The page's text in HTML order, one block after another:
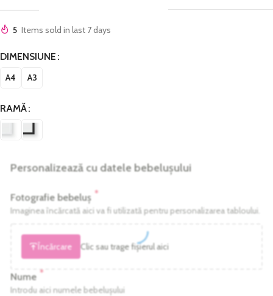
5 Items sold in last 7 days
DIMENSIUNE
A4 A3
RAMĂ
Personalizează cu datele bebelușului
Fotografie bebeluș *
Imaginea încărcată aici va fi utilizată pentru personalizarea tabloului.
Încărcare Clic sau trage fișierul aici
Nume *
Introdu aici numele bebelușului